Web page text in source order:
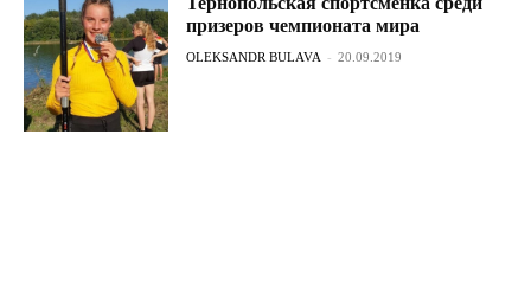
призеров чемпионата мира
OLEKSANDR BULAVA - 20.09.2019